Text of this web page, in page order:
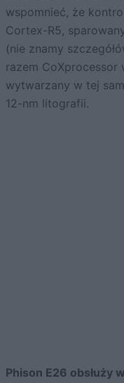
wspomnieć, że
Cortex-R5,
(nie znamy
razem CoXprocessor
wytwarzany w tej
12-nm litografii.
Phison E26 obsłuży